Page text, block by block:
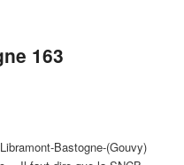
163
Bastogne-(Gouvy)